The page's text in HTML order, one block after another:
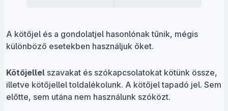
A kötőjel és a gondolatjel hasonlónak tűnik, mégis
különböző esetekben használjuk őket.
Kötőjellel szavakat és szókapcsolatokat kötünk össze,
illetve kötőjellel toldalékolunk. A kötőjel tapadó jel. Sem
előtte, sem utána nem használunk szóközt.